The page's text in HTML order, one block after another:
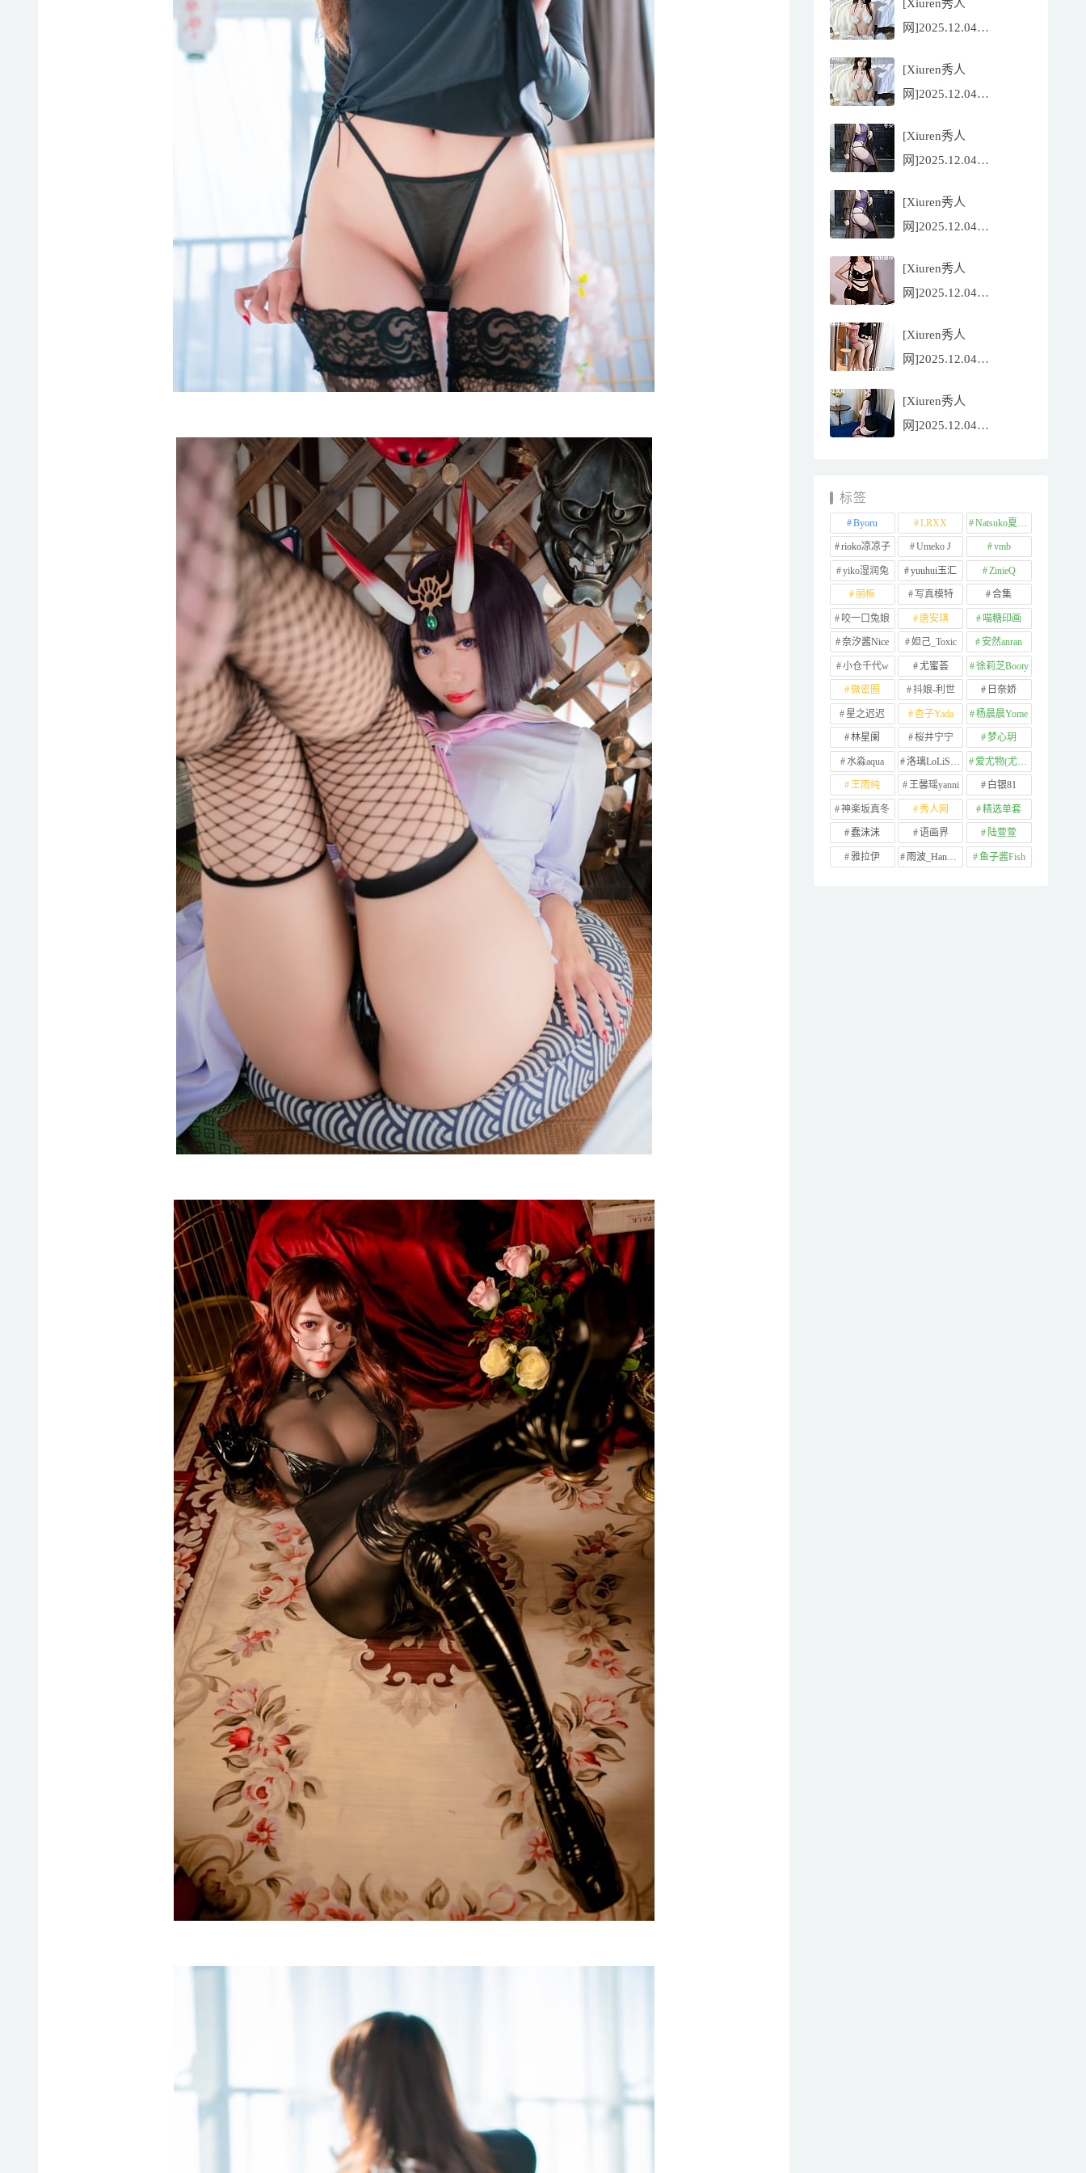
Flora[81P/832.27MB]
[Xiuren秀人
网]2025.12.04
[56P/602.69MB]
[Xiuren秀人
网]2025.12.04
[56P/602.69MB]
[Xiuren秀人
网]2025.12.04
[71P/960.78MB]
[Xiuren秀人
网]2025.12.04
[71P/960.78MB]
[Xiuren秀人
网]2025.12.04
[86P/762.32MB]
[Xiuren秀人
网]2025.12.04
Well11[67P/745.99MB]
[Xiuren秀人
网]2025.12.04
标签
Byoru LRXX Natsuko夏夏子
rioko凉凉子 Umeko J vmb
yiko湿润兔 yuuhui玉汇 ZinieQ
丽柜 写真模特 合集
咬一口兔娘 唐安琪 喵糖印画
奈汐酱Nice 妲己_Toxic 安然anran
小仓千代w 尤蜜荟 徐莉芝Booty
微密圈 抖娘-利世 日奈娇
星之迟迟 杏子Yada 杨晨晨Yome
林星阑 桜井宁宁 梦心玥
水淼aqua 洛璃LoLiSAMA 爱尤物(尤果网)
王雨纯 王馨瑶yanni 白银81
神楽坂真冬 秀人网 精选单套
蠢沫沫 语画界 陆萱萱
雅拉伊 雨波_HaneAme 鱼子酱Fish